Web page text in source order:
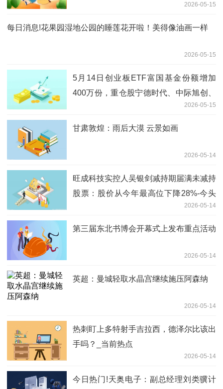
2026-05-15
每日消息!花果园湿地公园的睡莲花开啦！美得像油画一样
2026-05-15
5月14日创业板ETF富国基金份额增加
400万份，重仓股宁德时代、中际旭创、
2026-05-15
甘肃敦煌：雨后大漠 云景如画
2026-05-14
旺成科技实控人吴银剑减持期届满未减持
股票：股价从今年最高位下降28%-今头
2026-05-14
第三届东北书博会开幕式上发布重点活动
2026-05-14
英超：曼城轻取水晶宫继续施压阿森纳
2026-05-14
热刺盯上多特射手吉拉西，德泽尔比该出
手吗？_当前热点
2026-05-14
今日热门!天奥电子：副总经理刘类骥计